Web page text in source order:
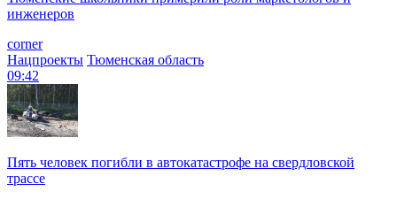
инженеров
corner
Нацпроекты Тюменская область
09:42
Пять человек погибли в автокатастрофе на свердловской
трассе